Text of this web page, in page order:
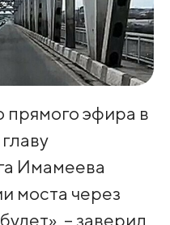
прямого эфира в
Имамеева
моста через
– заверил